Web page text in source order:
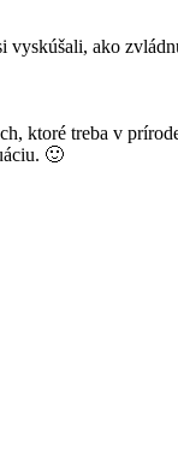
ako
ktoré treba v
🙂